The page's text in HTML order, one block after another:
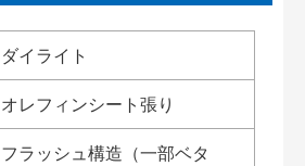
ダイライト
オレフィンシート張り
フラッシュ構造（一部ベタ